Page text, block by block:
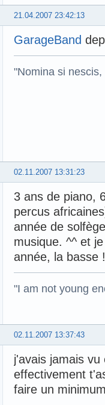
21.04.2007 23:42:13
GarageBand
"Nomina si
02.11.2007 13:31:23
3 ans de piano,
percus
année de
musique. ^^ et
année, la basse
"I am not young
02.11.2007 13:37:43
j'avais jamais
effectivement
faire un